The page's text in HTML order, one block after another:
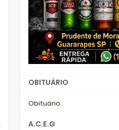
OBITUÁRIO
Obituário
A.C.E.G